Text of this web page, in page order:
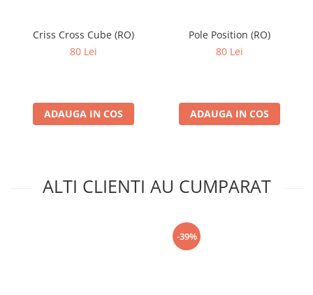
Criss Cross Cube (RO)
80 Lei
ADAUGA IN COS
Pole Position (RO)
80 Lei
ADAUGA IN COS
ALTI CLIENTI AU CUMPARAT
-39%